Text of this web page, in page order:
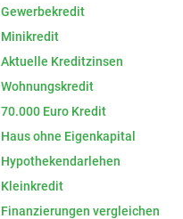
Gewerbekredit
Minikredit
Aktuelle Kreditzinsen
Wohnungskredit
70.000 Euro Kredit
Haus ohne Eigenkapital
Hypothekendarlehen
Kleinkredit
Finanzierungen vergleichen